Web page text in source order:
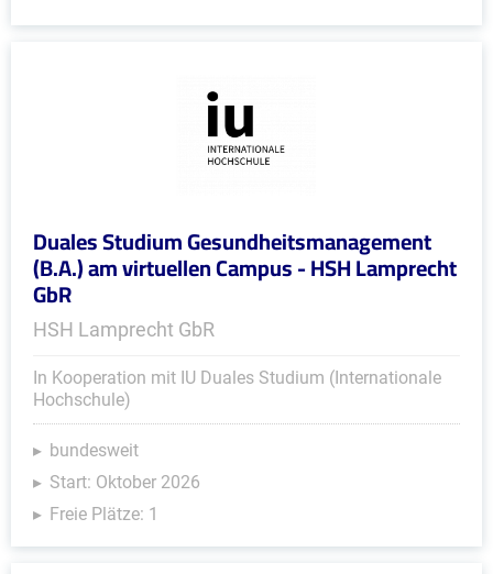
Duales Studium Gesundheitsmanagement
(B.A.) am virtuellen Campus - HSH Lamprecht
GbR
HSH Lamprecht GbR
In Kooperation mit IU Duales Studium (Internationale
Hochschule)
bundesweit
Start: Oktober 2026
Freie Plätze: 1